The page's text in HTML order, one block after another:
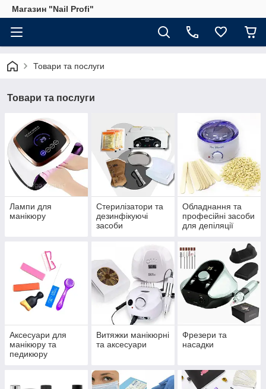
Магазин "Nail Profi"
Товари та послуги
Товари та послуги
Лампи для
манікюру
Стерилізатори та
дезинфікуючі
засоби
Обладнання та
професійні засоби
для депіляції
Аксесуари для
манікюру та
педикюру
Витяжки манікюрні
та аксесуари
Фрезери та
насадки